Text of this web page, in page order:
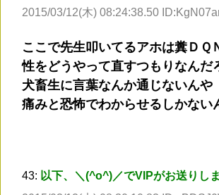
2015/03/12(木) 08:24:38.50
ここで先生叩いてるアホは糞ＤＱ
性をどうやって直すつもりなんだ
犬畜生に言葉なんか通じないんや
痛みと恐怖でわからせるしかない
43: 以下、＼(^o^)／でVIPがお送りし